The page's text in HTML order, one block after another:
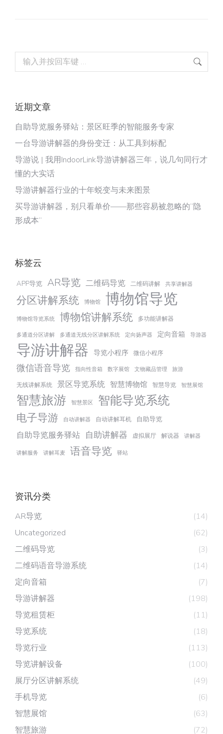
Search:
近期文章
自助导览服务驿站：景区旺季的智能服务专家
一台导游讲解器的身份变迁：从工具到标配
导游说 | 我用IndoorLink导游讲解器三年，说几句同行才
懂的大实话
导游讲解器行业的十年蜕变与未来图景
买导游讲解器，别只看单价——那些容易被忽略的“隐
形成本”
标签云
APP导览 AR导览 二维码导览 二维码讲解 共享讲解器
分区讲解系统 博物馆 博物馆导览
博物馆导览系统 博物馆讲解系统 多功能讲解器
多通道分区讲解 多通道无线分区讲解系统 定向扬声器 定向音箱 导游器
导游讲解器 导览小程序 微信小程序
微信语音导览 指向性音箱 数字展馆 文物藏品管理 旅游
无线讲解系统 景区导览系统 智慧博物馆 智慧导览 智慧展馆
智慧旅游 智慧景区 智能导览系统
电子导游 自动讲解器 自动讲解耳机 自助导览
自助导览服务驿站 自助讲解器 虚拟展厅 解说器 讲解器
讲解服务 讲解耳麦 语音导览 驿站
资讯分类
AR导览
(14)
Uncategorized
(62)
二维码导览
(3)
二维码语音导游系统
(14)
定向音箱
(7)
导游讲解器
(198)
导览租赁柜
(11)
导览系统
(18)
导览行业
(113)
导览讲解设备
(100)
展厅分区讲解系统
(49)
手机导览
(6)
智慧展馆
(63)
智慧旅游
(72)